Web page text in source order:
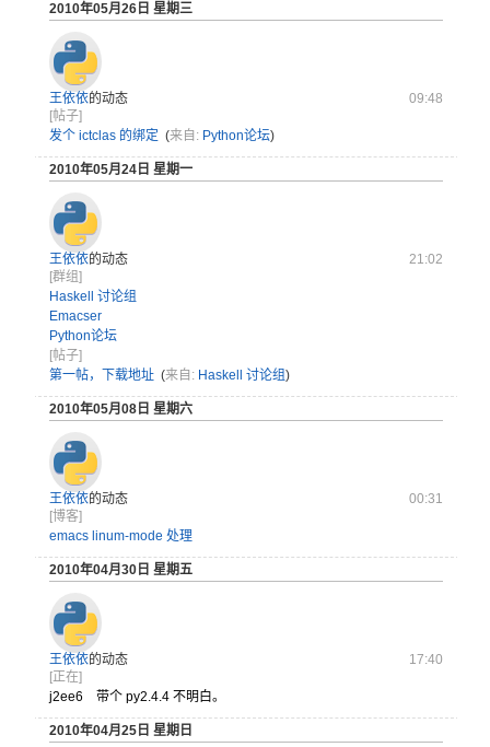
2010年05月26日 星期三
王依依的动态
09:48
[帖子]
发个 ictclas 的绑定 (来自: Python论坛)
2010年05月24日 星期一
王依依的动态
21:02
[群组]
Haskell 讨论组
Emacser
Python论坛
[帖子]
第一帖，下载地址 (来自: Haskell 讨论组)
2010年05月08日 星期六
王依依的动态
00:31
[博客]
emacs linum-mode 处理
2010年04月30日 星期五
王依依的动态
17:40
[正在]
j2ee6 带个 py2.4.4 不明白。
2010年04月25日 星期日